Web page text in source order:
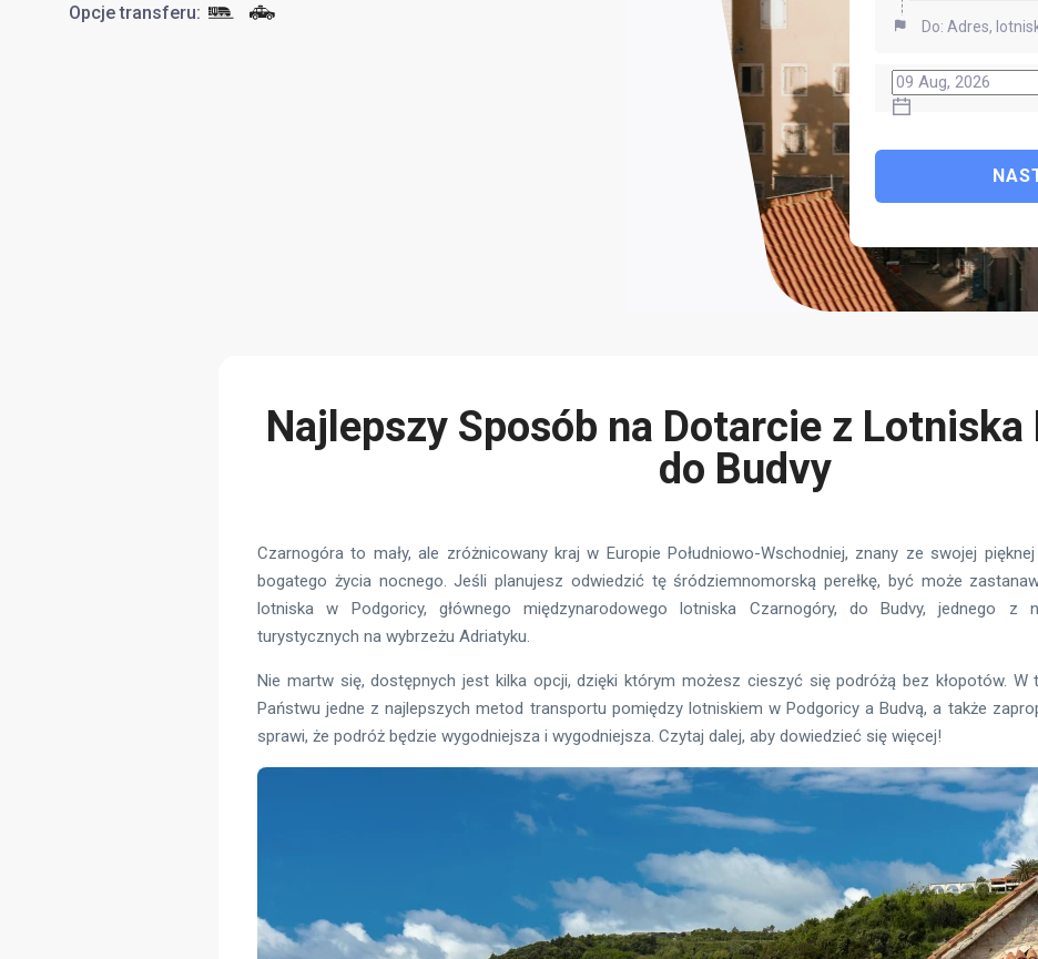
Opcje transferu:
Najlepszy Sposób na Dotarcie z Lotniska
do Budvy
Czarnogóra to mały, ale zróżnicowany kraj w Europie Południowo-Wschodniej, znany ze swojej
bogatego życia nocnego. Jeśli planujesz odwiedzić tę śródziemnomorską perełkę, być może
lotniska w Podgoricy, głównego międzynarodowego lotniska Czarnogóry, do Budvy, jednego z
turystycznych na wybrzeżu Adriatyku.
Nie martw się, dostępnych jest kilka opcji, dzięki którym możesz cieszyć się podróżą bez kłopotów. W
Państwu jedne z najlepszych metod transportu pomiędzy lotniskiem w Podgoricy a Budvą, a także
sprawi, że podróż będzie wygodniejsza i wygodniejsza. Czytaj dalej, aby dowiedzieć się więcej!